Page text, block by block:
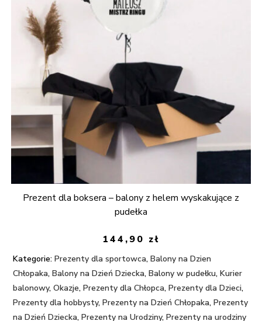
Prezent dla boksera – balony z helem wyskakujące z
pudełka
144,90 zł
Kategorie: Prezenty dla sportowca,Balony na Dzien
Chłopaka,Balony na Dzień Dziecka,Balony w pudełku,Kurier
balonowy,Okazje,Prezenty dla Chłopca,Prezenty dla Dzieci,
Prezenty dla hobbysty,Prezenty na Dzień Chłopaka,Prezenty
na Dzień Dziecka,Prezenty na Urodziny,Prezenty na urodziny